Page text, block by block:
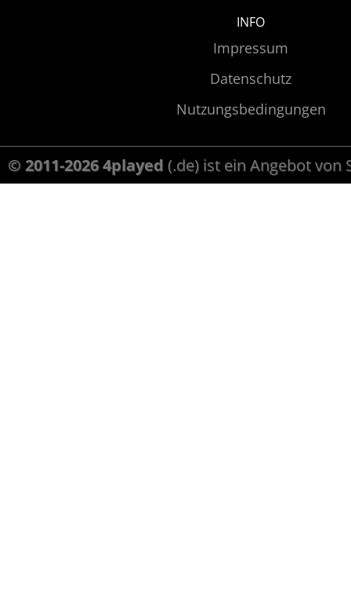
INFO
Impressum
Datenschutz
Nutzungsbedingungen
© 2011-2026 4played (.de) ist ein Angebot von